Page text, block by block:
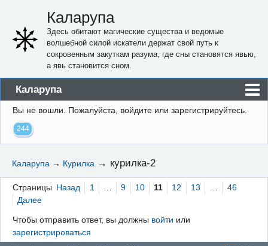
Каларупа
Здесь обитают магические существа и ведомые
волшебной силой искатели держат свой путь к
сокровенным закуткам разума, где сны становятся явью,
а явь становится сном.
Каларупа
Блог
Форум
Правила
Регистрация
Вход
Вы не вошли. Пожалуйста, войдите или зарегистрируйтесь.
244
Каларупа → Курилка → курилка-2
Страницы Назад 1 … 9 10 11 12 13 …
46
Далее
Чтобы отправить ответ, вы должны войти или
зарегистрироваться